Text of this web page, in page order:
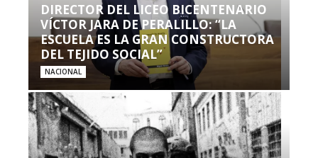
DIRECTOR DEL LICEO BICENTENARIO
VÍCTOR JARA DE PERALILLO: “LA
ESCUELA ES LA GRAN CONSTRUCTORA
DEL TEJIDO SOCIAL”
NACIONAL